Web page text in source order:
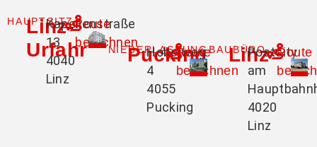
HAUPTSITZ
Linz-
Urfahr
Kapellenstraße
13
4040
Linz
Route
berechnenNIEDERLASSUNG
Pucking
Hobelweg
4
4055
Pucking
Route
berechnen
BAUBÜRO
LinzPostcity
am
4020
Linz
Route